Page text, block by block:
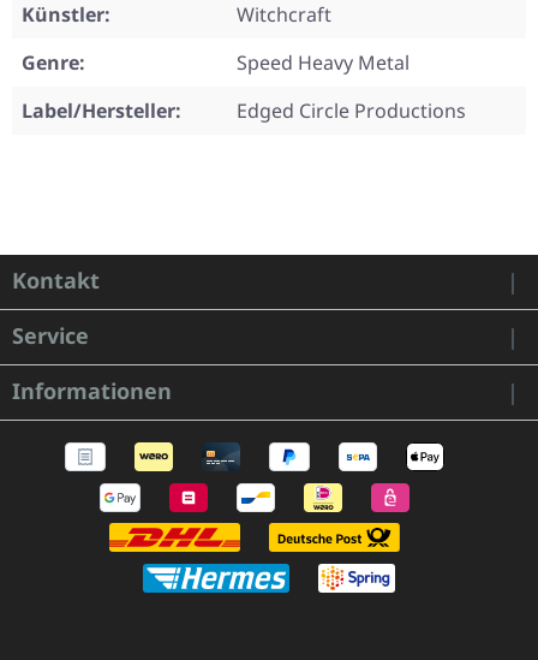
Künstler:
Witchcraft
Genre:
Speed Heavy Metal
Label/Hersteller:
Edged Circle Productions
Kontakt
Service
Informationen